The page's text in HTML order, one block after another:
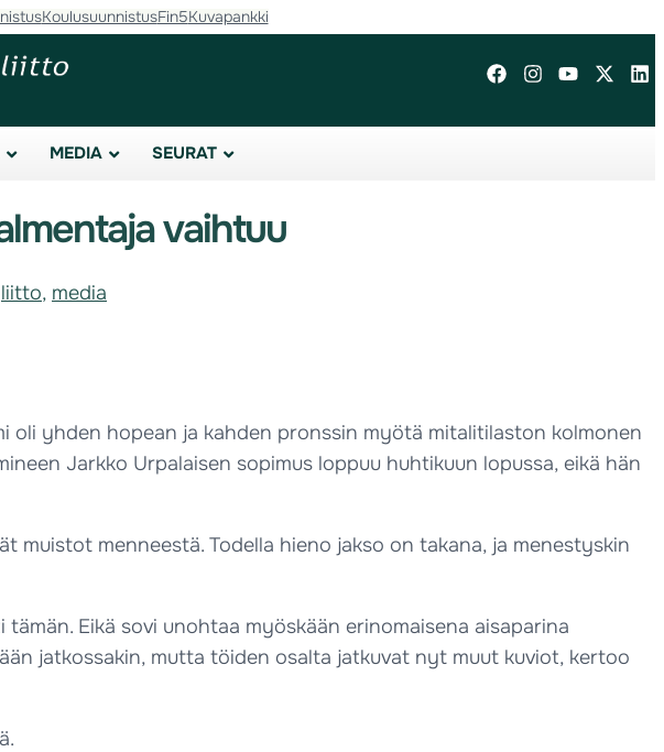
KoulusuunnistusFin5Kuvapankki
MEDIA SEURAT
vaihtuu
liitto, media
oli yhden hopean ja kahden pronssin myötä mitalitilaston kolmonen
Jarkko Urpalaisen sopimus loppuu huhtikuun lopussa, eikä hän
muistot menneestä. Todella hieno jakso on takana, ja menestyskin
Eikä sovi unohtaa myöskään erinomaisena aisaparina
jatkossakin, mutta töiden osalta jatkuvat nyt muut kuviot, kertoo